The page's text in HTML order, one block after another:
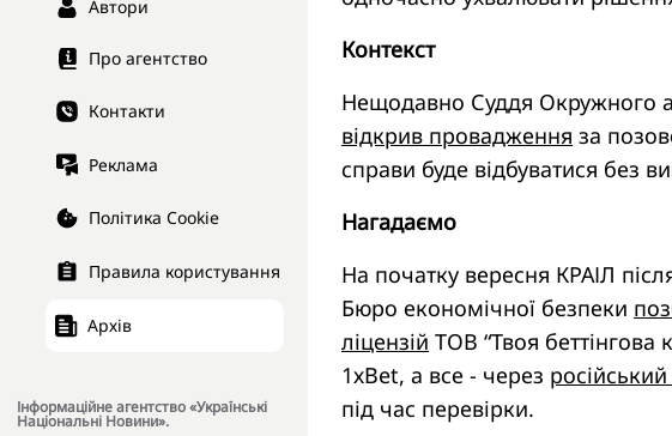
Автори
Про агентство
Контакти
Реклама
Політика Cookie
Правила користування
Архів
Інформаційне агентство «Українські
Національні Новини».
Контекст
Нещодавно Суддя Окружного
відкрив провадження за
справи буде відбуватися без
Нагадаємо
На початку вересня КРАІЛ
Бюро економічної безпеки
ліцензій ТОВ “Твоя
1хBet, а все - через російський
під час перевірки.